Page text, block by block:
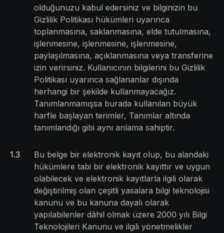
olduğunuzu kabul edersiniz ve bilginizin bu
Gizlilik Politikası hükümleri uyarınca
toplanmasına, saklanmasına, elde tutulmasına,
işlenmesine, işlenmesine, işlenmesine,
paylaşılmasına, açıklanmasına veya transferine
izin verirsiniz. Kullanıcının bilgilerini bu Gizlilik
Politikası uyarınca sağlananlar dışında
herhangi bir şekilde kullanmayacağız.
Tanımlanmamışsa burada kullanılan büyük
harfle başlayan terimler, Tanımlar altında
tanımlandığı gibi aynı anlama sahiptir.
1.3
Bu belge bir elektronik kayıt olup, bu alandaki
hükümlere tabi bir elektronik kayıttır ve uygun
olabilecek ve elektronik kayıtlarla ilgili olarak
değiştirilmiş olan çeşitli yasalara bilgi teknolojisi
kanunu ve bu kanuna dayalı olarak
yapılabilenler dâhil olmak üzere 2000 yılı Bilgi
Teknolojileri Kanunu ve ilgili yönetmelikler